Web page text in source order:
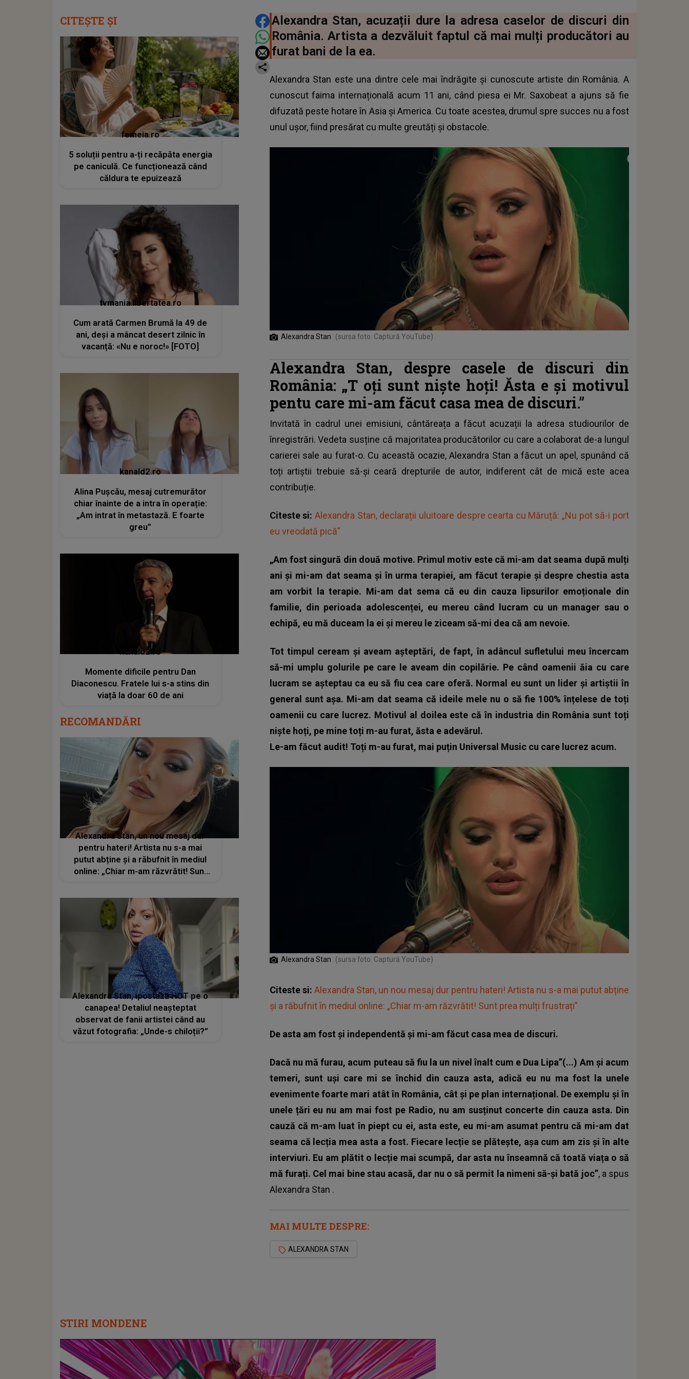
DISTRIBUIE ARTICOLUL
Alexandra Stan, acuzații dure la adresa caselor de discuri din
România. Artista a dezvăluit faptul că mai mulți producători au
furat bani de la ea.
Alexandra Stan este una dintre cele mai îndrăgite și cunoscute artiste din România. A
cunoscut faima internațională acum 11 ani, când piesa ei Mr. Saxobeat a ajuns să fie
difuzată peste hotare în Asia și America. Cu toate acestea, drumul spre succes nu a fost
unul ușor, fiind presărat cu multe greutăți și obstacole.
Alexandra Stan (sursa foto: Captură YouTube)
Alexandra Stan, despre casele de discuri din
România: „T oți sunt niște hoți! Ăsta e și motivul
pentu care mi-am făcut casa mea de discuri.”
Invitată în cadrul unei emisiuni, cântăreața a făcut acuzații la adresa studiourilor de
înregistrări. Vedeta susține că majoritatea producătorilor cu care a colaborat de-a lungul
carierei sale au furat-o. Cu această ocazie,Alexandra Stan a făcut un apel, spunând că
toți artiștii trebuie să-și ceară drepturile de autor, indiferent cât de mică este acea
contribuție.
Citeste si: Alexandra Stan, declarații uluitoare despre cearta cu Măruță: „Nu pot să-i port
eu vreodată pică”
„Am fost singură din două motive. Primul motiv este că mi-am dat seama după mulți
ani și mi-am dat seama și în urma terapiei, am făcut terapie și despre chestia asta
am vorbit la terapie. Mi-am dat sema că eu din cauza lipsurilor emoționale din
familie, din perioada adolescenței, eu mereu când lucram cu un manager sau o
echipă, eu mă duceam la ei și mereu le ziceam să-mi dea că am nevoie.
Tot timpul ceream și aveam așteptări, de fapt, în adâncul sufletului meu încercam
să-mi umplu golurile pe care le aveam din copilărie. Pe când oamenii ăia cu care
lucram se așteptau ca eu să fiu cea care oferă. Normal eu sunt un lider și artiștii în
general sunt așa. Mi-am dat seama că ideile mele nu o să fie 100% înțelese de toți
oamenii cu care lucrez. Motivul al doilea este că în industria din România sunt toți
niște hoți, pe mine toți m-au furat, ăsta e adevărul.
Le-am făcut audit! Toți m-au furat, mai puțin Universal Music cu care lucrez acum.
Alexandra Stan (sursa foto: Captură YouTube)
Citeste si: Alexandra Stan, un nou mesaj dur pentru hateri! Artista nu s-a mai putut abține
și a răbufnit în mediul online: „Chiar m-am răzvrătit! Sunt prea mulți frustrați”
De asta am fost și independentă și mi-am făcut casa mea de discuri.
Dacă nu mă furau, acum puteau să fiu la un nivel înalt cum e Dua Lipa”(...) Am și acum
temeri, sunt uși care mi se închid din cauza asta, adică eu nu ma fost la unele
evenimente foarte mari atât în România, cât și pe plan internațional. De exemplu și în
unele țări eu nu am mai fost pe Radio, nu am susținut concerte din cauza asta. Din
cauză că m-am luat în piept cu ei, asta este, eu mi-am asumat pentru că mi-am dat
seama că lecția mea asta a fost. Fiecare lecție se plătește, așa cum am zis și în alte
interviuri. Eu am plătit o lecție mai scumpă, dar asta nu înseamnă că toată viața o să
mă furați. Cel mai bine stau acasă, dar nu o să permit la nimeni să-și bată joc”, a spus
Alexandra Stan .
MAI MULTE DESPRE:
ALEXANDRA STAN
CITEȘTE ȘI
femeia.ro
5 soluții pentru a-ți recăpăta energia
pe caniculă. Ce funcționează când
căldura te epuizează
tvmania.libertatea.ro
Cum arată Carmen Brumă la 49 de
ani, deși a mâncat desert zilnic în
vacanță: «Nu e noroc!» [FOTO]
kanald2.ro
Alina Pușcău, mesaj cutremurător
chiar înainte de a intra în operație:
„Am intrat în metastază. E foarte
greu”
kanald2.ro
Momente dificile pentru Dan
Diaconescu. Fratele lui s-a stins din
viață la doar 60 de ani
RECOMANDĂRI
Alexandra Stan, un nou mesaj dur
pentru hateri! Artista nu s-a mai
putut abține și a răbufnit în mediul
online: „Chiar m-am răzvrătit! Sunt
Alexandra Stan, ipostază HOT pe o
canapea! Detaliul neașteptat
observat de fanii artistei când au
văzut fotografia: „Unde-s chiloții?”
STIRI MONDENE